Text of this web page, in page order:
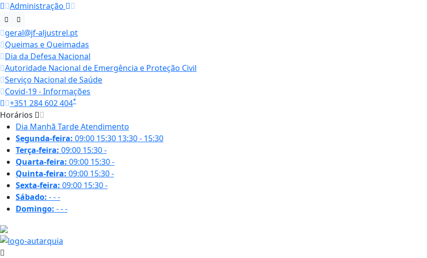
Administração
geral@jf-aljustrel.pt
Queimas e Queimadas
Dia da Defesa Nacional
Autoridade Nacional de Emergência e Proteção Civil
Serviço Nacional de Saúde
Covid-19 - Informações
+351 284 602 404*
Horários
Dia Manhã TardeAtendimento
Segunda-feira: 09:00 15:30 13:30 - 15:30
Terça-feira: 09:00 15:30-
Quarta-feira: 09:00 15:30-
Quinta-feira: 09:00 15:30-
Sexta-feira: 09:00 15:30-
Sábado: ---
Domingo: ---